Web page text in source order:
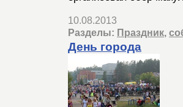
10.08.2013
Разделы: Праздник,
День города